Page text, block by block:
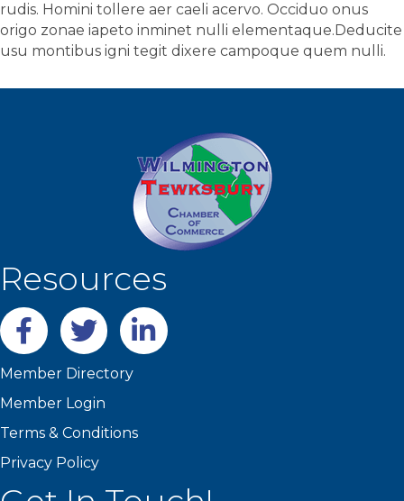
rudis. Homini tollere aer caeli acervo. Occiduo onus
origo zonae iapeto inminet nulli elementaque.Deducite
usu montibus igni tegit dixere campoque quem nulli.
Resources
Facebooktwitter LinkedIn
Member Directory
Member Login
Terms & Conditions
Privacy Policy